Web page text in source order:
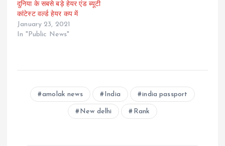
दुनिया के सबसे बड़े हेयर एंड ब्यूटी
कांटेस्ट वर्ल्ड हेयर कप में
January 23, 2021
In "Public News"
amolak news India india passport
New delhi Rank